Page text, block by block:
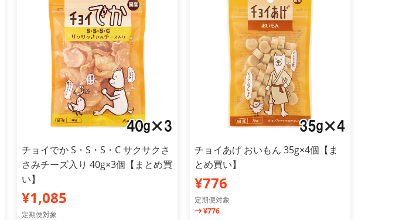
チョイでか S・S・S・C サクサクさ
さみチーズ入り 40g×3個【まとめ買
い】
¥1,085
定期便対象
チョイあげ おいもん 35g×4個【ま
とめ買い】
¥776
定期便対象
¥776